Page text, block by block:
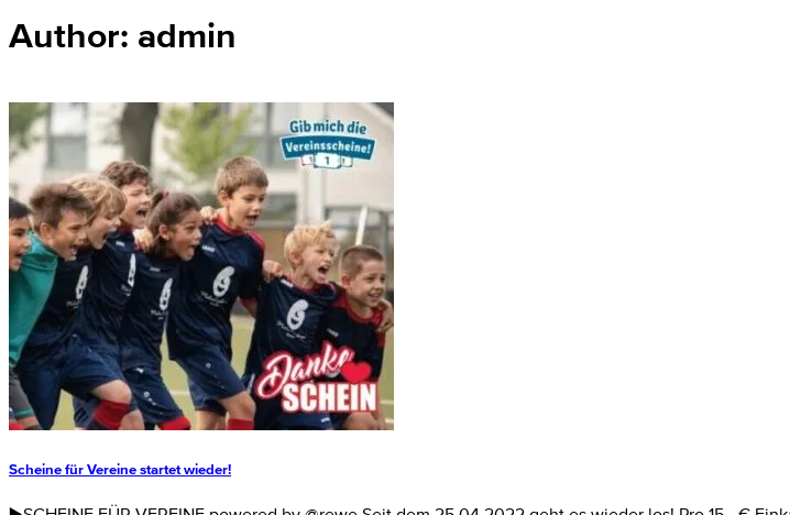
Author: admin
Scheine für Vereine startet wieder!